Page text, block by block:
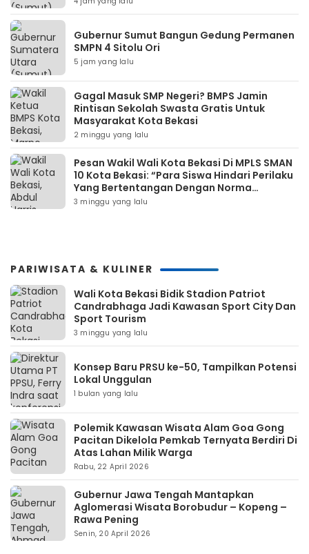
Gubernur Sumut Bangun Gedung Permanen
SMPN 4 Sitolu Ori
5 jam yang lalu
Gagal Masuk SMP Negeri? BMPS Jamin
Rintisan Sekolah Swasta Gratis Untuk
Masyarakat Kota Bekasi
2 minggu yang lalu
Pesan Wakil Wali Kota Bekasi Di MPLS SMAN
10 Kota Bekasi: “Para Siswa Hindari Perilaku
Yang Bertentangan Dengan Norma
Masyarakat Maupun Agama”
3 minggu yang lalu
PARIWISATA & KULINER
Wali Kota Bekasi Bidik Stadion Patriot
Candrabhaga Jadi Kawasan Sport City Dan
Sport Tourism
3 minggu yang lalu
Konsep Baru PRSU ke-50, Tampilkan Potensi
Lokal Unggulan
1 bulan yang lalu
Polemik Kawasan Wisata Alam Goa Gong
Pacitan Dikelola Pemkab Ternyata Berdiri Di
Atas Lahan Milik Warga
Rabu, 22 April 2026
Gubernur Jawa Tengah Mantapkan
Aglomerasi Wisata Borobudur – Kopeng –
Rawa Pening
Senin, 20 April 2026